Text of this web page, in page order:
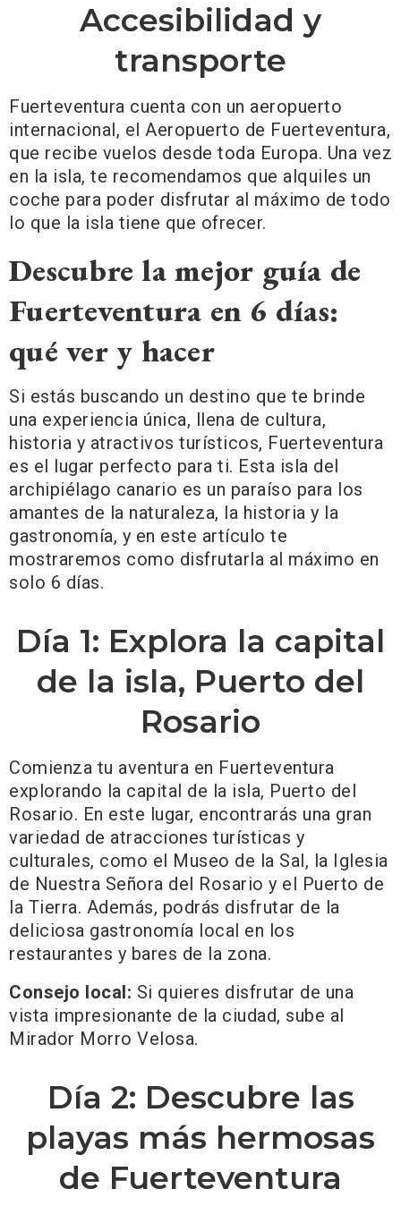
Accesibilidad y
transporte
Fuerteventura cuenta con un aeropuerto
internacional, el Aeropuerto de Fuerteventura,
que recibe vuelos desde toda Europa. Una vez
en la isla, te recomendamos que alquiles un
coche para poder disfrutar al máximo de todo
lo que la isla tiene que ofrecer.
Descubre la mejor guía de
Fuerteventura en 6 días:
qué ver y hacer
Si estás buscando un destino que te brinde
una experiencia única, llena de cultura,
historia y atractivos turísticos, Fuerteventura
es el lugar perfecto para ti. Esta isla del
archipiélago canario es un paraíso para los
amantes de la naturaleza, la historia y la
gastronomía, y en este artículo te
mostraremos como disfrutarla al máximo en
solo 6 días.
Día 1: Explora la capital
de la isla, Puerto del
Rosario
Comienza tu aventura en Fuerteventura
explorando la capital de la isla, Puerto del
Rosario. En este lugar, encontrarás una gran
variedad de atracciones turísticas y
culturales, como el Museo de la Sal, la Iglesia
de Nuestra Señora del Rosario y el Puerto de
la Tierra. Además, podrás disfrutar de la
deliciosa gastronomía local en los
restaurantes y bares de la zona.
Consejo local: Si quieres disfrutar de una
vista impresionante de la ciudad, sube al
Mirador Morro Velosa.
Día 2: Descubre las
playas más hermosas
de Fuerteventura